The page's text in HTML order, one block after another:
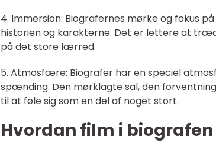
4. Immersion: Biografernes mørke og fokus
historien og karakterne. Det er lettere at
på det store lærred.
5. Atmosfære: Biografer har en speciel
spænding. Den mørklagte sal, den
til at føle sig som en del af noget stort.
Hvordan film i